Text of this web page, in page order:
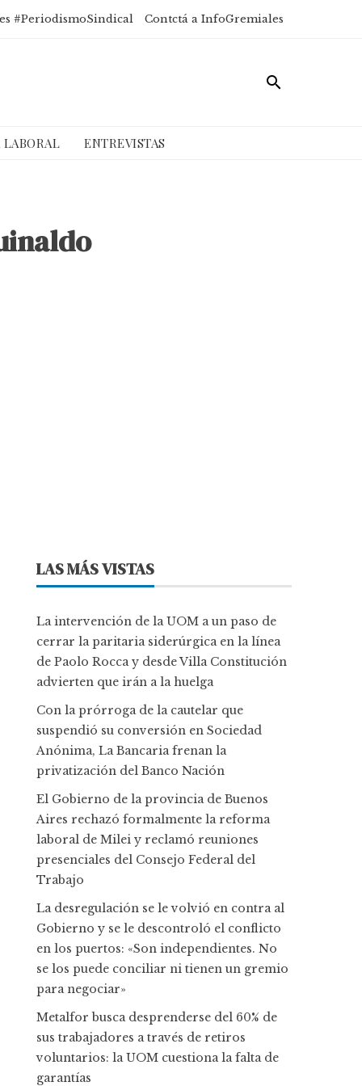
#PeriodismoSindical Contctá a InfoGremiales
LABORAL ENTREVISTAS
LAS MÁS VISTAS
La intervención de la UOM a un paso de
cerrar la paritaria siderúrgica en la línea
de Paolo Rocca y desde Villa Constitución
advierten que irán a la huelga
Con la prórroga de la cautelar que
suspendió su conversión en Sociedad
Anónima, La Bancaria frenan la
privatización del Banco Nación
El Gobierno de la provincia de Buenos
Aires rechazó formalmente la reforma
laboral de Milei y reclamó reuniones
presenciales del Consejo Federal del
Trabajo
La desregulación se le volvió en contra al
Gobierno y se le descontroló el conflicto
en los puertos: «Son independientes. No
se los puede conciliar ni tienen un gremio
para negociar»
Metalfor busca desprenderse del 60% de
sus trabajadores a través de retiros
voluntarios: la UOM cuestiona la falta de
garantías